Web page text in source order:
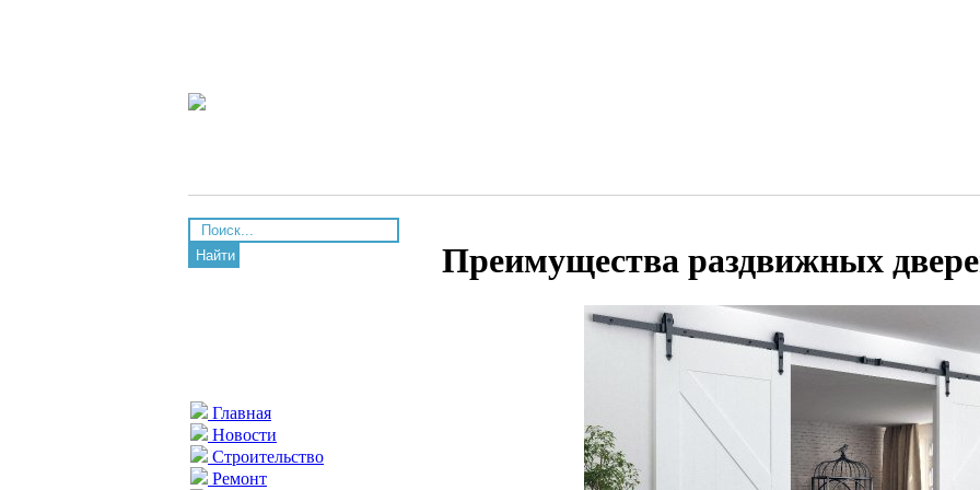
Найти
Главная
Новости
Строительство
Ремонт
Преимущества раздвижных